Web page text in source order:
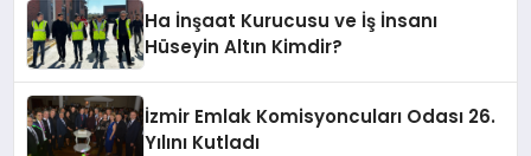
Ha İnşaat Kurucusu ve İş İnsanı
Hüseyin Altın Kimdir?
İzmir Emlak Komisyoncuları Odası 26.
Yılını Kutladı